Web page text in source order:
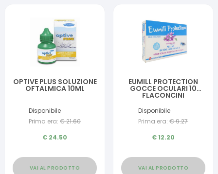
OPTIVE PLUS SOLUZIONE
OFTALMICA 10ML
Disponibile
Prima era: €21.60
€ 24.50
VAI AL PRODOTTO
EUMILL PROTECTION
GOCCE OCULARI 10
FLACONCINI
Disponibile
Prima era: €9.27
€12.20
VAI AL PRODOTTO